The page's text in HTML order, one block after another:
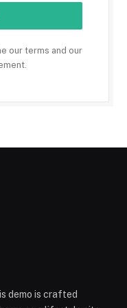
our terms and our
demo is crafted